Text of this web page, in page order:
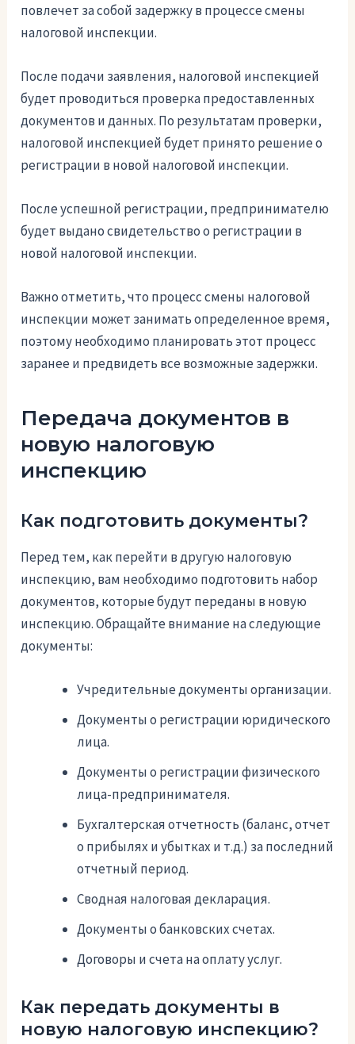
повлечет за собой задержку в процессе смены
налоговой инспекции.
После подачи заявления, налоговой инспекцией
будет проводиться проверка предоставленных
документов и данных. По результатам проверки,
налоговой инспекцией будет принято решение о
регистрации в новой налоговой инспекции.
После успешной регистрации, предпринимателю
будет выдано свидетельство о регистрации в
новой налоговой инспекции.
Важно отметить, что процесс смены налоговой
инспекции может занимать определенное время,
поэтому необходимо планировать этот процесс
заранее и предвидеть все возможные задержки.
Передача документов в
новую налоговую
инспекцию
Как подготовить документы?
Перед тем, как перейти в другую налоговую
инспекцию, вам необходимо подготовить набор
документов, которые будут переданы в новую
инспекцию. Обращайте внимание на следующие
документы:
Учредительные документы организации.
Документы о регистрации юридического
лица.
Документы о регистрации физического
лица-предпринимателя.
Бухгалтерская отчетность (баланс, отчет
о прибылях и убытках и т.д.) за последний
отчетный период.
Сводная налоговая декларация.
Документы о банковских счетах.
Договоры и счета на оплату услуг.
Как передать документы в
новую налоговую инспекцию?